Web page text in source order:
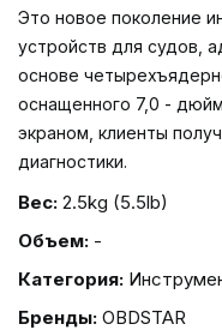
Это новое поколение
устройств для судов,
основе
оснащенного 7,0 -
экраном, клиенты
диагностики.
Вес: 2.5kg (5.5lb)
Объем: -
Категория:
Бренды: OBDSTAR